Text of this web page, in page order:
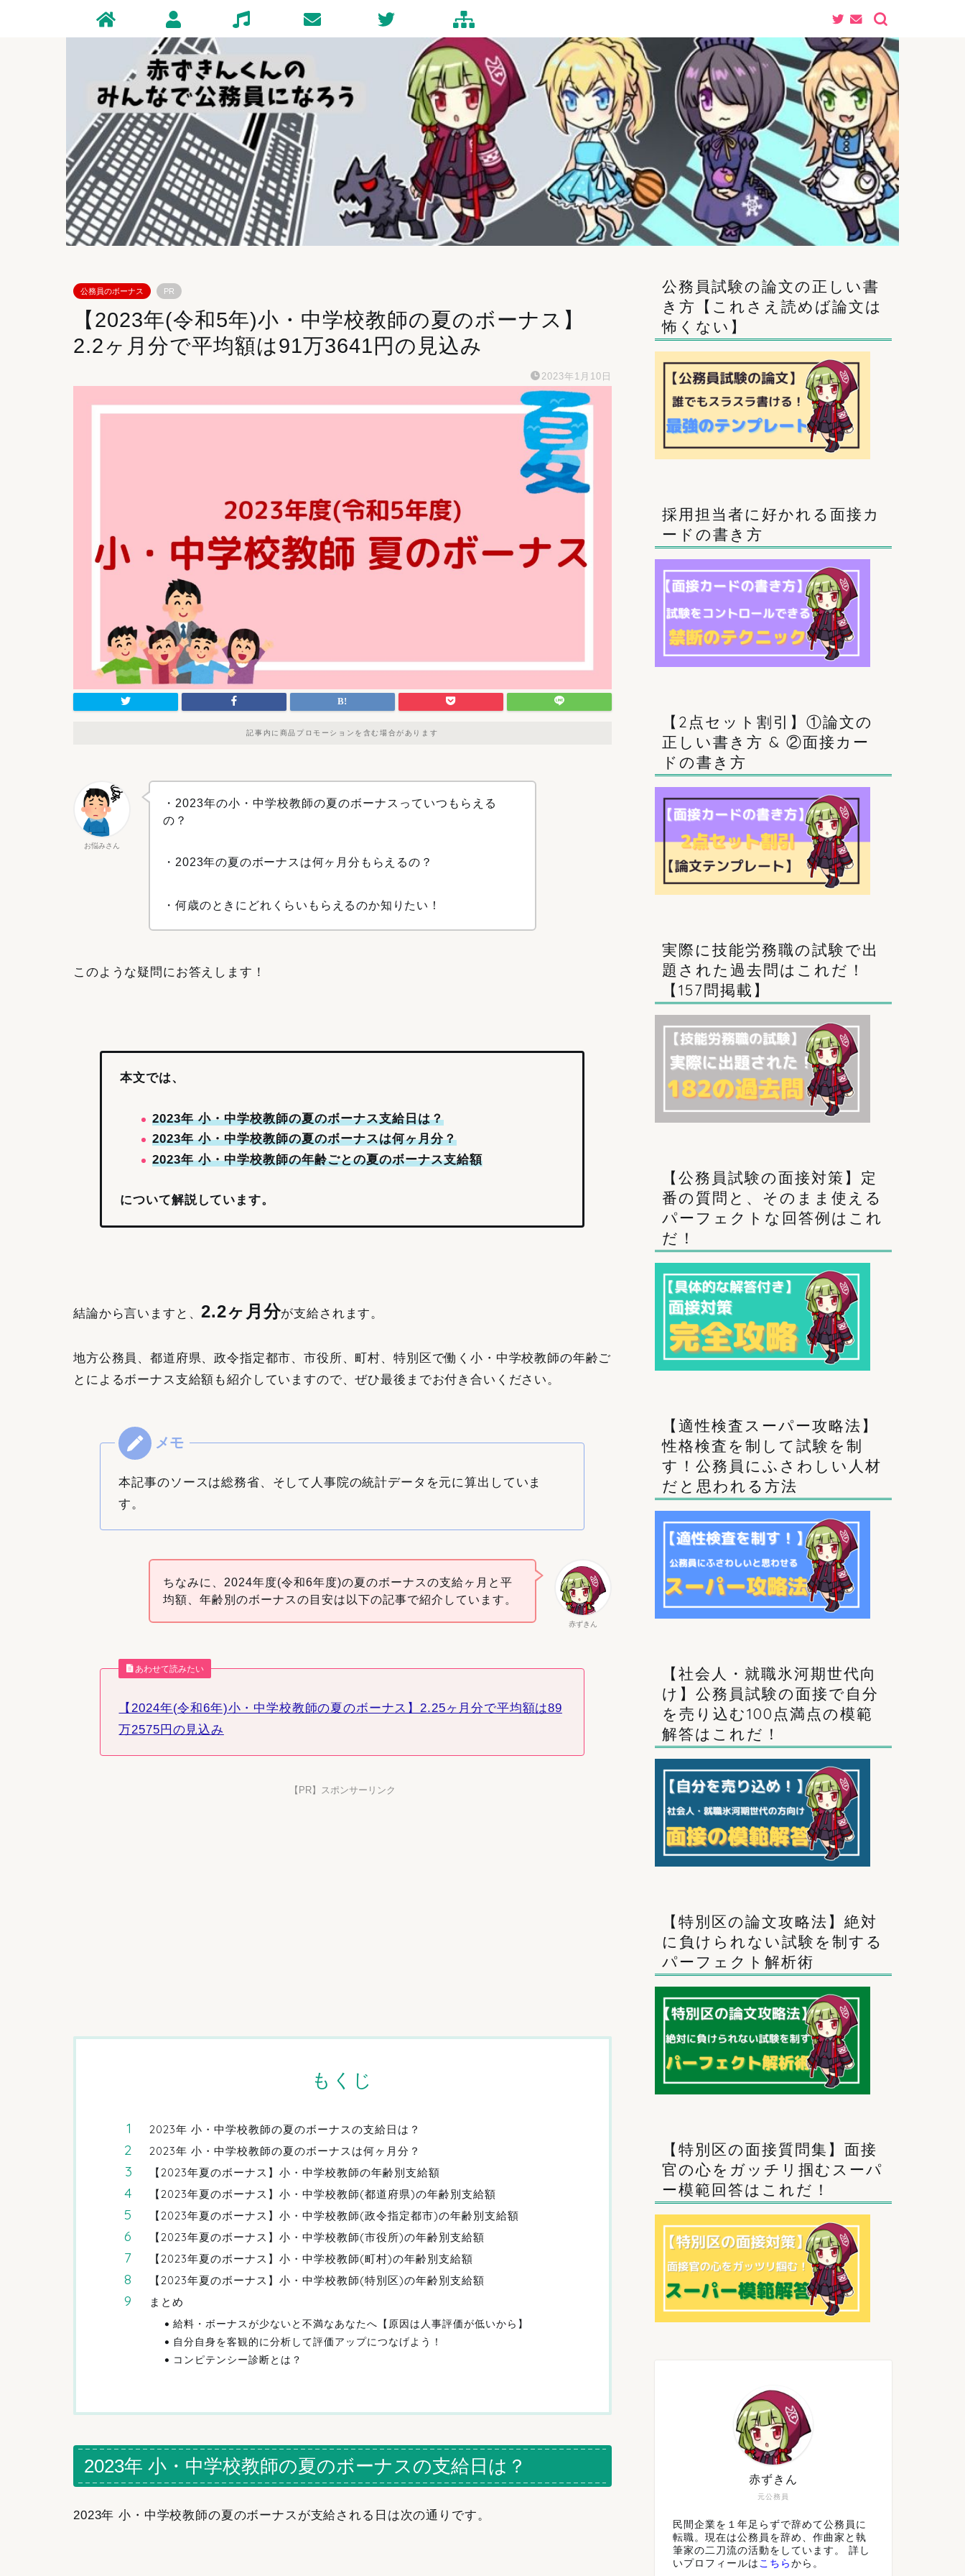
Home Profile Zakki Contact Twitter Site-map
公務員のボーナス PR
【2023年(令和5年)小・中学校教師の夏のボーナス】
2.2ヶ月分で平均額は91万3641円の見込み
2023年1月10日
記事内に商品プロモーションを含む場合があります
お悩みさん
・2023年の小・中学校教師の夏のボーナスっていつもらえる
の？
・2023年の夏のボーナスは何ヶ月分もらえるの？
・何歳のときにどれくらいもらえるのか知りたい！
このような疑問にお答えします！
本文では、
2023年 小・中学校教師の夏のボーナス支給日は？
2023年 小・中学校教師の夏のボーナスは何ヶ月分？
2023年 小・中学校教師の年齢ごとの夏のボーナス支給額
について解説しています。
結論から言いますと、2.2ヶ月分が支給されます。
地方公務員、都道府県、政令指定都市、市役所、町村、特別区で働く小・中学校教師の年齢ご
とによるボーナス支給額も紹介していますので、ぜひ最後までお付き合いください。
本記事のソースは総務省、そして人事院の統計データを元に算出していま
す。
赤ずきん
ちなみに、2024年度(令和6年度)の夏のボーナスの支給ヶ月と平
均額、年齢別のボーナスの目安は以下の記事で紹介しています。
あわせて読みたい
【2024年(令和6年)小・中学校教師の夏のボーナス】2.25ヶ月分で平均額は89
万2575円の見込み
【PR】スポンサーリンク
もくじ
2023年 小・中学校教師の夏のボーナスの支給日は？
2023年 小・中学校教師の夏のボーナスは何ヶ月分？
【2023年夏のボーナス】小・中学校教師の年齢別支給額
【2023年夏のボーナス】小・中学校教師(都道府県)の年齢別支給額
【2023年夏のボーナス】小・中学校教師(政令指定都市)の年齢別支給額
【2023年夏のボーナス】小・中学校教師(市役所)の年齢別支給額
【2023年夏のボーナス】小・中学校教師(町村)の年齢別支給額
【2023年夏のボーナス】小・中学校教師(特別区)の年齢別支給額
まとめ
給料・ボーナスが少ないと不満なあなたへ【原因は人事評価が低いから】
自分自身を客観的に分析して評価アップにつなげよう！
コンピテンシー診断とは？
2023年 小・中学校教師の夏のボーナスの支給日は？
2023年 小・中学校教師の夏のボーナスが支給される日は次の通りです。
公務員試験の論文の正しい書
き方【これさえ読めば論文は
怖くない】
採用担当者に好かれる面接カ
ードの書き方
【2点セット割引】①論文の
正しい書き方 & ②面接カー
ドの書き方
実際に技能労務職の試験で出
題された過去問はこれだ！
【157問掲載】
【公務員試験の面接対策】定
番の質問と、そのまま使える
パーフェクトな回答例はこれ
だ！
【適性検査スーパー攻略法】
性格検査を制して試験を制
す！公務員にふさわしい人材
だと思われる方法
【社会人・就職氷河期世代向
け】公務員試験の面接で自分
を売り込む100点満点の模範
解答はこれだ！
【特別区の論文攻略法】絶対
に負けられない試験を制する
パーフェクト解析術
【特別区の面接質問集】面接
官の心をガッチリ掴むスーパ
ー模範回答はこれだ！
元公務員
赤ずきん
民間企業を１年足らずで辞めて公務員に
転職。現在は公務員を辞め、作曲家と執
筆家の二刀流の活動をしています。 詳し
いプロフィールは こちら から。